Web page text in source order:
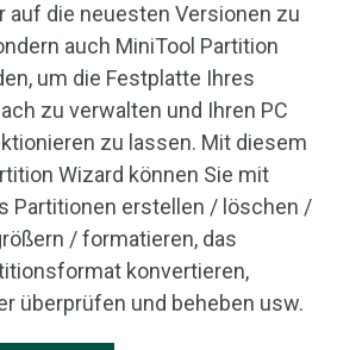
auf die neuesten Versionen zu
auch MiniTool Partition
um die Festplatte Ihres
zu verwalten und Ihren PC
zu lassen. Mit diesem
Wizard können Sie mit
Partitionen erstellen / löschen /
/ formatieren, das
konvertieren,
überprüfen und beheben usw.